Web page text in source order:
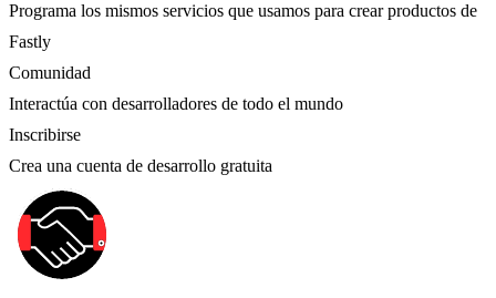
Programa los mismos servicios que usamos para crear productos de
Fastly
Comunidad
Interactúa con desarrolladores de todo el mundo
Inscribirse
Crea una cuenta de desarrollo gratuita